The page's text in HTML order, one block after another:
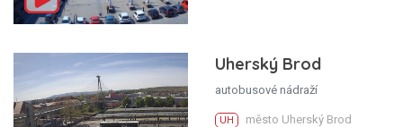
Uherský Brod
autobusové nádraží
UH město Uherský Brod